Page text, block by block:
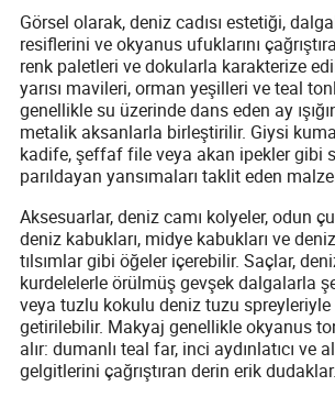
Görsel olarak, deniz cadısı estetiği,
resiflerini ve okyanus ufuklarını
renk paletleri ve dokularla karakterize
yarısı mavileri, orman yeşilleri ve teal
genellikle su üzerinde dans eden ay
metalik aksanlarla birleştirilir. Giysi
kadife, şeffaf file veya akan ipekler gibi
parıldayan yansımaları taklit eden
Aksesuarlar, deniz camı kolyeler, odun
deniz kabukları, midye kabukları ve
tılsımlar gibi öğeler içerebilir. Saçlar,
kurdelelerle örülmüş gevşek dalgalarla
veya tuzlu kokulu deniz tuzu
getirilebilir. Makyaj genellikle okyanus
alır: dumanlı teal far, inci aydınlatıcı ve
gelgitlerini çağrıştıran derin erik dudaklar.